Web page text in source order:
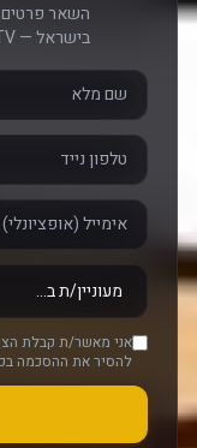
השאר פרטים
בישראל — Yes Plus, HOT, Sting+, Cellcom TV ועוד.
להסיר את ההסכמה